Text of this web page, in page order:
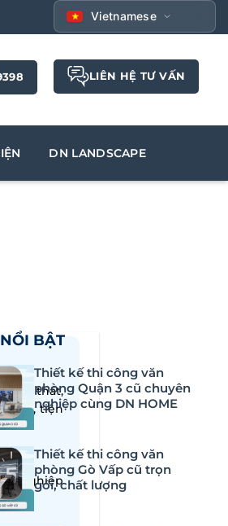
Vietnamese
LIÊN HỆ TƯ VẤN
DN LANDSCAPE
nội thất,
đại, tiện
nghiệp
BẬT
Thiết kế thi công văn
phòng Quận 3 cũ chuyên
nghiệp cùng DN HOME
Thiết kế thi công văn
phòng Gò Vấp cũ trọn
gói, chất lượng